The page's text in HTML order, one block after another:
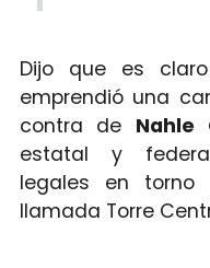
Dijo que es
emprendió una
contra de Nahle
estatal y
legales en
llamada Torre